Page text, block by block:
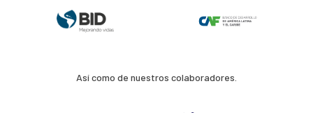
Así como de nuestros colaboradores.​